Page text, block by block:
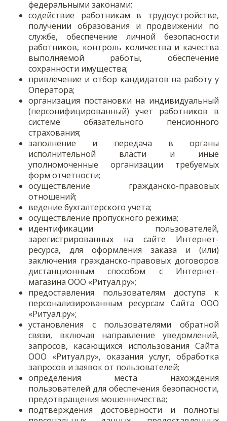
федеральными законами;
содействие работникам в трудоустройстве,
получении образования и продвижении по
службе, обеспечение личной безопасности
работников, контроль количества и качества
выполняемой работы, обеспечение
сохранности имущества;
привлечение и отбор кандидатов на работу у
Оператора;
организация постановки на индивидуальный
(персонифицированный) учет работников в
системе обязательного пенсионного
страхования;
заполнение и передача в органы
исполнительной власти и иные
уполномоченные организации требуемых
форм отчетности;
осуществление гражданско-правовых
отношений;
ведение бухгалтерского учета;
осуществление пропускного режима;
идентификации пользователей,
зарегистрированных на сайте Интернет-
ресурса, для оформления заказа и (или)
заключения гражданско-правовых договоров
дистанционным способом с Интернет-
магазина ООО «Ритуал.ру»;
предоставления пользователям доступа к
персонализированным ресурсам Сайта ООО
«Ритуал.ру»;
установления с пользователями обратной
связи, включая направление уведомлений,
запросов, касающихся использования Сайта
ООО «Ритуал.ру», оказания услуг, обработка
запросов и заявок от пользователей;
определения места нахождения
пользователей для обеспечения безопасности,
предотвращения мошенничества;
подтверждения достоверности и полноты